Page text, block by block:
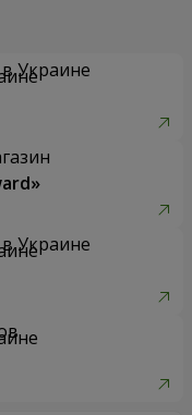
Украине
Украине